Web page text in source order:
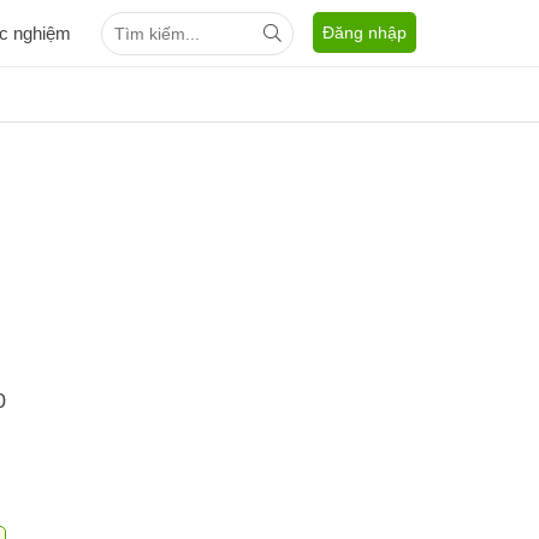
nghiệm Đăng nhập